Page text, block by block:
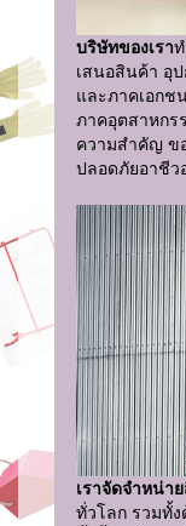
บริษัทของเรา
เสนอสินค้า อุ
และภาคเอกช
ภาคอุตสาหกร
ความสำคัญ ข
ปลอดภัยอาชีว
เราจัดจำหน่า
ทั่วโลก รวมทั้